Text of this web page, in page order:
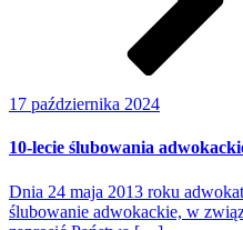
17 października 2024
10-lecie ślubowania
Dnia 24 maja 2013 roku
ślubowanie adwokackie, w